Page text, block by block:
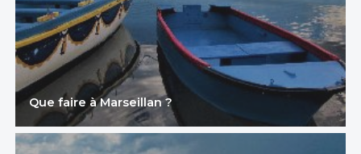
Que faire à Marseillan ?